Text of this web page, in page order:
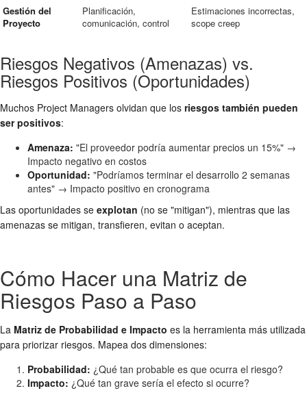
Gestión del
Proyecto
Planificación,
comunicación, control
Estimaciones incorrectas,
scope creep
Riesgos Negativos (Amenazas) vs.
Riesgos Positivos (Oportunidades)
Muchos Project Managers olvidan que los riesgos también pueden
ser positivos:
Amenaza: "El proveedor podría aumentar precios un 15%" →
Impacto negativo en costos
Oportunidad: "Podríamos terminar el desarrollo 2 semanas
antes" → Impacto positivo en cronograma
Las oportunidades se explotan (no se "mitigan"), mientras que las
amenazas se mitigan, transfieren, evitan o aceptan.
Cómo Hacer una Matriz de
Riesgos Paso a Paso
La Matriz de Probabilidad e Impacto es la herramienta más utilizada
para priorizar riesgos. Mapea dos dimensiones:
Probabilidad: ¿Qué tan probable es que ocurra el riesgo?
Impacto: ¿Qué tan grave sería el efecto si ocurre?